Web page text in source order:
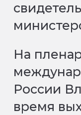
На
России
время